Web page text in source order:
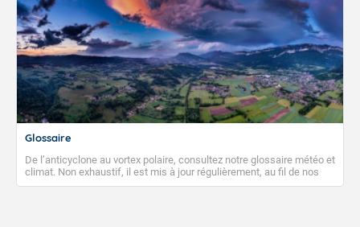
Glossaire
De l’anticyclone au vortex polaire, consultez notre glossaire météo et
climat. Non exhaustif, il est mis à jour régulièrement, au fil de nos
publications. Vous y trouverez également des liens utiles vers nos